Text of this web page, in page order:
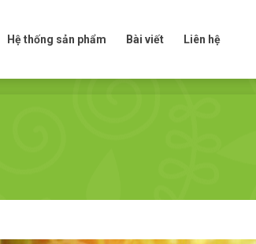
Hệ thống sản phẩm Bài viết Liên hệ